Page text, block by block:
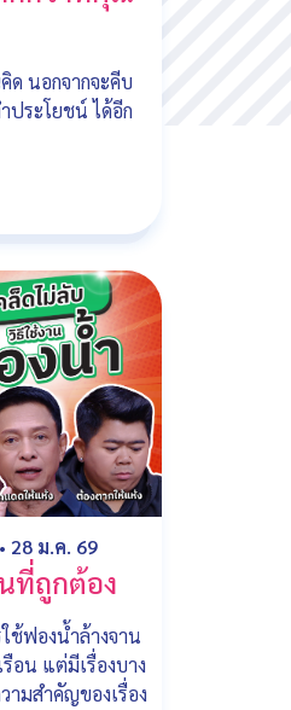
ด นอกจากจะคีบ
ประโยชน์ ได้อีก
• 28 ม.ค. 69
ที่ถูกต้อง
ช้ฟองน้ำล้างจาน
อน แต่มีเรื่องบาง
ามสำคัญของเรื่อง